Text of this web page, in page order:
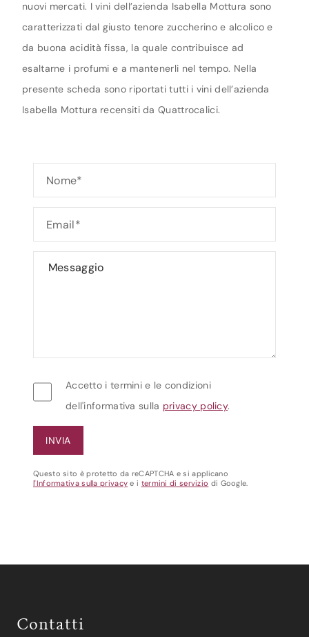
nuovi mercati. I vini dell’azienda Isabella Mottura sono
caratterizzati dal giusto tenore zuccherino e alcolico e
da buona acidità fissa, la quale contribuisce ad
esaltarne i profumi e a mantenerli nel tempo. Nella
presente scheda sono riportati tutti i vini dell’azienda
Isabella Mottura recensiti da Quattrocalici.
Accetto i termini e le condizioni
dell'informativa sulla privacy policy.
Questo sito è protetto da reCAPTCHA e si applicano
l'Informativa sulla privacy e i termini di servizio di Google.
Contatti